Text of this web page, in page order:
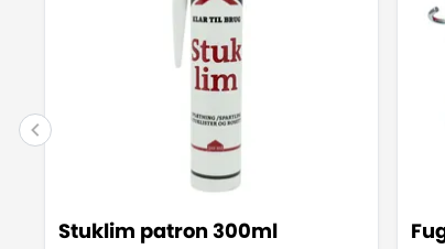
Stuklim patron 300ml